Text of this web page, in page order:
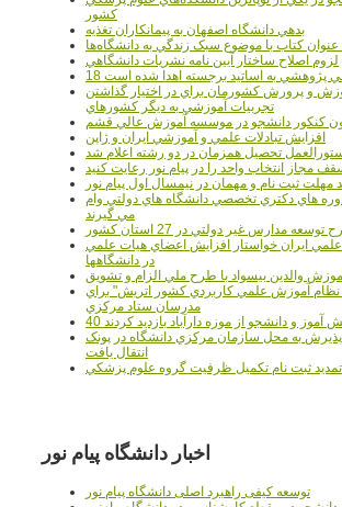
کشور
بدهي دانشگاه اصفهان به پيمانکاران تغذيه
لزوم اصلاح ساختار آيين نامه نشريات دانشگاهي
پژوهشي به اساتيد برجسته اهدا شده است
و پرورش کشورمان براي در اختيار گذاشتن
تجربيات آموزشي به ديگر کشورهاي
کنکور دانشجو در موسسه آموزش عالي قشم
افزايش تبادلات علمي و آموزشي ايران و ژاپن
تحصیل همزمان در دو رشته اعلام شد
مجاز انتخاب واحد را در پیام نور رعایت کنید
مهلت ثبت نام و مهمان در نیمسال اول پیام نور
هاي دكتري تخصصي دانشگاه هاي دولتي وام
مي گيرند
مدارس غير دولتي در 27 استان کشور
ايران خواستار افزايش اعضاي هيات علمي
در دانشگاهها
آموزش والدين بيسواد با طرح ملي الزام و تشويق
نظام آموزش علمي كاربردي كشور اتريش" براي
مدرسان ستاد مرکزي
آموز و دانشجو از موزه دارآباد بازديد کردند
به محل سازمان مرکزي دانشگاه در پونک
انتقال يافت
تمديد ثبت نام تکميل ظرفيت گروه علوم پزشکي
اخبار دانشگاه پیام نور
توسعه کیفی راهبرد اصلی دانشگاه پیام نور